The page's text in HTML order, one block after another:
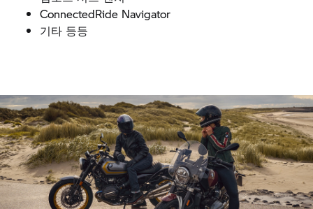
ConnectedRide Navigator
기타 등등